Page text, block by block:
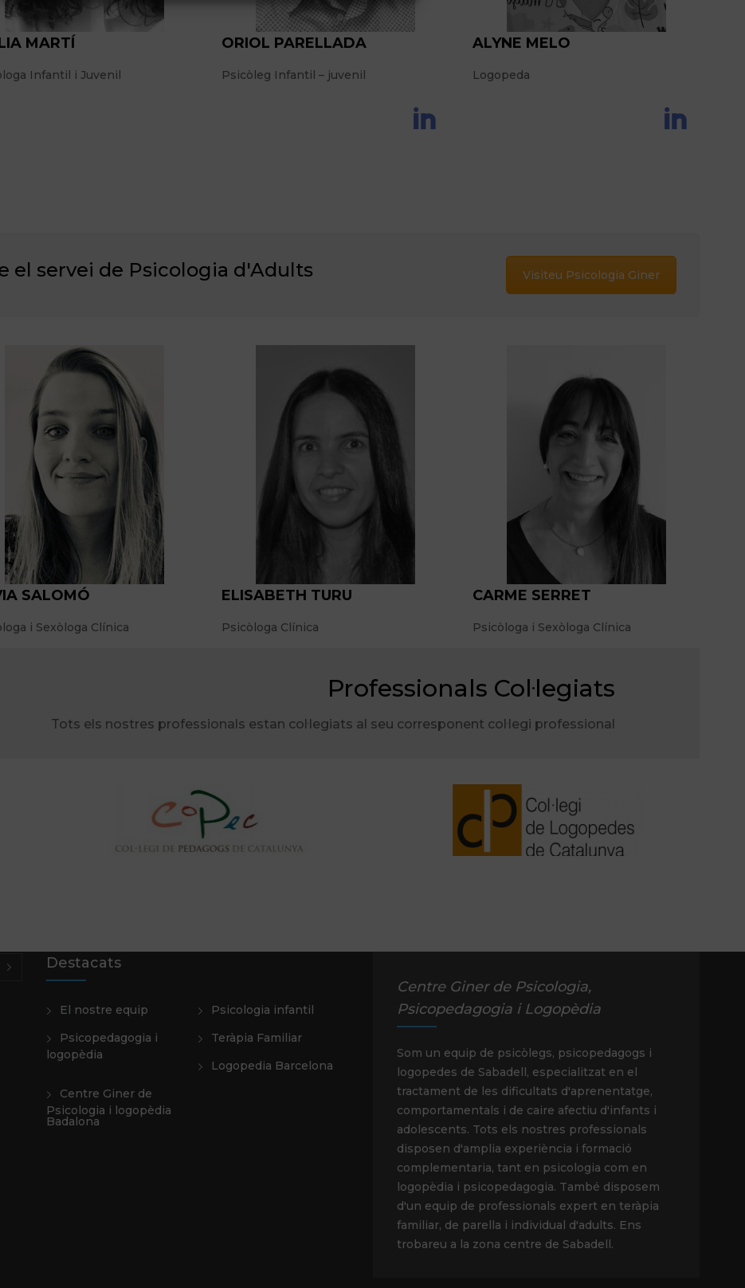
MARTÍ
Infantil i Juvenil
ORIOL PARELLADA
Psicòleg Infantil – juvenil
ALYNE MELO
Logopeda
el servei de Psicologia d'Adults Visiteu Psicologia Giner
SALOMÓ
i Sexòloga Clínica
ELISABETH TURU
Psicòloga Clínica
CARME SERRET
Psicòloga i Sexòloga Clínica
Professionals Col·legiats
Tots els nostres professionals estan col·legiats al seu corresponent col·legi professional
Destacats
El nostre equip
Psicologia infantil
Psicopedagogia i
logopèdia
Teràpia Familiar
Logopedia Barcelona
Centre Giner de
Psicologia i logopèdia
Badalona
Centre Giner de Psicologia,
Psicopedagogia i Logopèdia
Som un equip de psicòlegs, psicopedagogs i
logopedes de Sabadell, especialitzat en el
tractament de les dificultats d'aprenentatge,
comportamentals i de caire afectiu d'infants i
adolescents. Tots els nostres professionals
disposen d'amplia experiència i formació
complementaria, tant en psicologia com en
logopèdia i psicopedagogia. També disposem
d'un equip de professionals expert en teràpia
familiar, de parella i individual d'adults. Ens
trobareu a la zona centre de Sabadell.